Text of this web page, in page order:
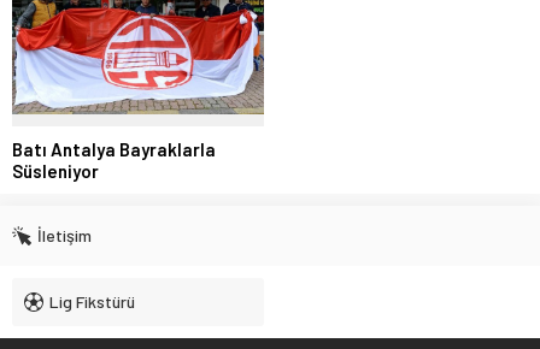
Batı Antalya Bayraklarla
Süsleniyor
İletişim
Lig Fikstürü